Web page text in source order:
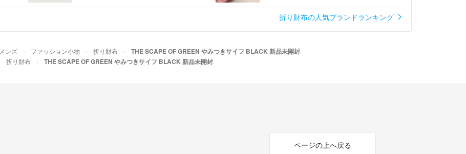
折り財布の人気ブランドランキング
メンズ ファッション小物 折り財布 THE SCAPE OF GREEN やみつきサイフ BLACK 新品未開封
折り財布 THE SCAPE OF GREEN やみつきサイフ BLACK 新品未開封
ページの上へ戻る